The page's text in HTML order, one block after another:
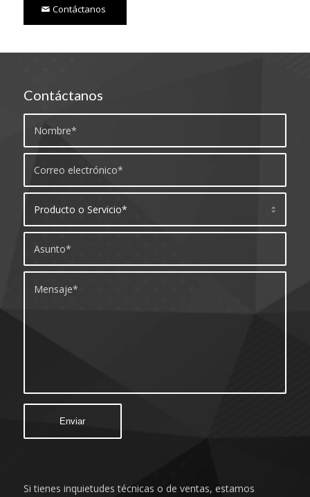
Contáctanos
Contáctanos
Si tienes inquietudes técnicas o de ventas, estamos